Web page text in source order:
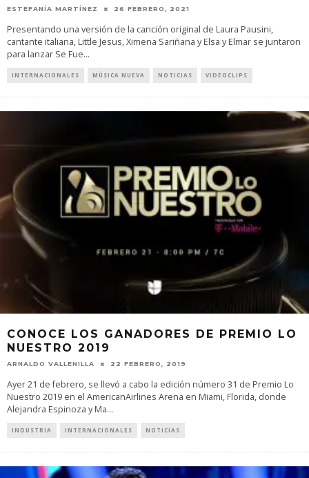
ESTEFANÍA MARTÍNEZ 26 FEBRERO, 2021
Presentando una versión de la canción original de Laura Pausini,
cantante italiana, Little Jesus, Ximena Sariñana y Elsa y Elmar se juntaron
para lanzar Se Fue...
INTERNACIONALES MÚSICA NUEVA NOTICIAS VIDEOCLIPS
CONOCE LOS GANADORES DE PREMIO LO
NUESTRO 2019
ARNALDO VALLENILLA 22 FEBRERO, 2019
Ayer 21 de febrero, se llevó a cabo la edición número 31 de Premio Lo
Nuestro 2019 en el AmericanAirlines Arena en Miami, Florida, donde
Alejandra Espinoza y Ma...
INDUSTRIA INTERNACIONALES NOTICIAS